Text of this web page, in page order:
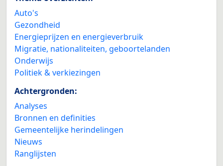
Auto's
Gezondheid
Energieprijzen en energieverbruik
Migratie, nationaliteiten, geboortelanden
Onderwijs
Politiek & verkiezingen
Achtergronden:
Analyses
Bronnen en definities
Gemeentelijke herindelingen
Nieuws
Ranglijsten